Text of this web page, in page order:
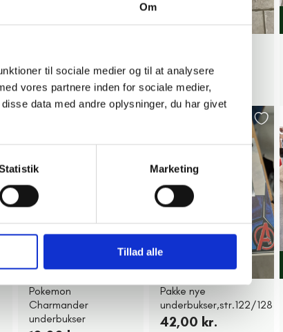
Om
til sociale medier og til at analysere
vores partnere inden for sociale medier,
data med andre oplysninger, du har givet
Marketing
Tillad alle
30,00 kr. 25,00 kr.
Frederikssund
Pokemon
Charmander
underbukser
Pakke nye
underbukser,str.122/128
42,00 kr.